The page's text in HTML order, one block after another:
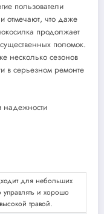
пользователи
отмечают, что даже
продолжает
поломок.
несколько сезонов
в серьезном ремонте
надежности
для небольших
управлять и хорошо
травой.